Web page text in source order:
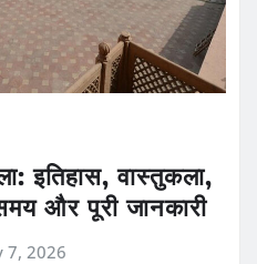
इतिहास, वास्तुकला,
और पूरी जानकारी
7, 2026